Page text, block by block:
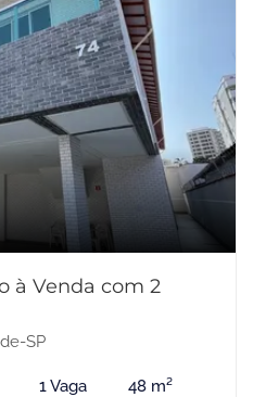
à Venda com 2
SP
1 Vaga 48 m²